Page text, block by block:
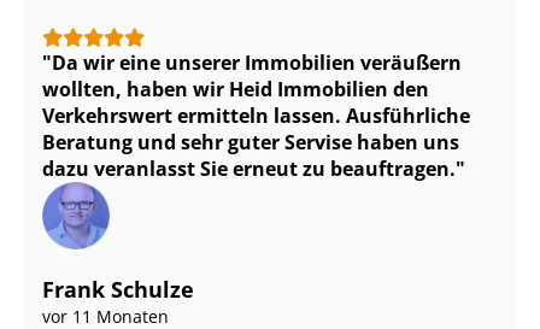
Da wir eine unserer Immobilien veräußern
wollten, haben wir Heid Immobilien den
Verkehrswert ermitteln lassen. Ausführliche
Beratung und sehr guter Servise haben uns
dazu veranlasst Sie erneut zu beauftragen.
Frank Schulze
vor 11 Monaten